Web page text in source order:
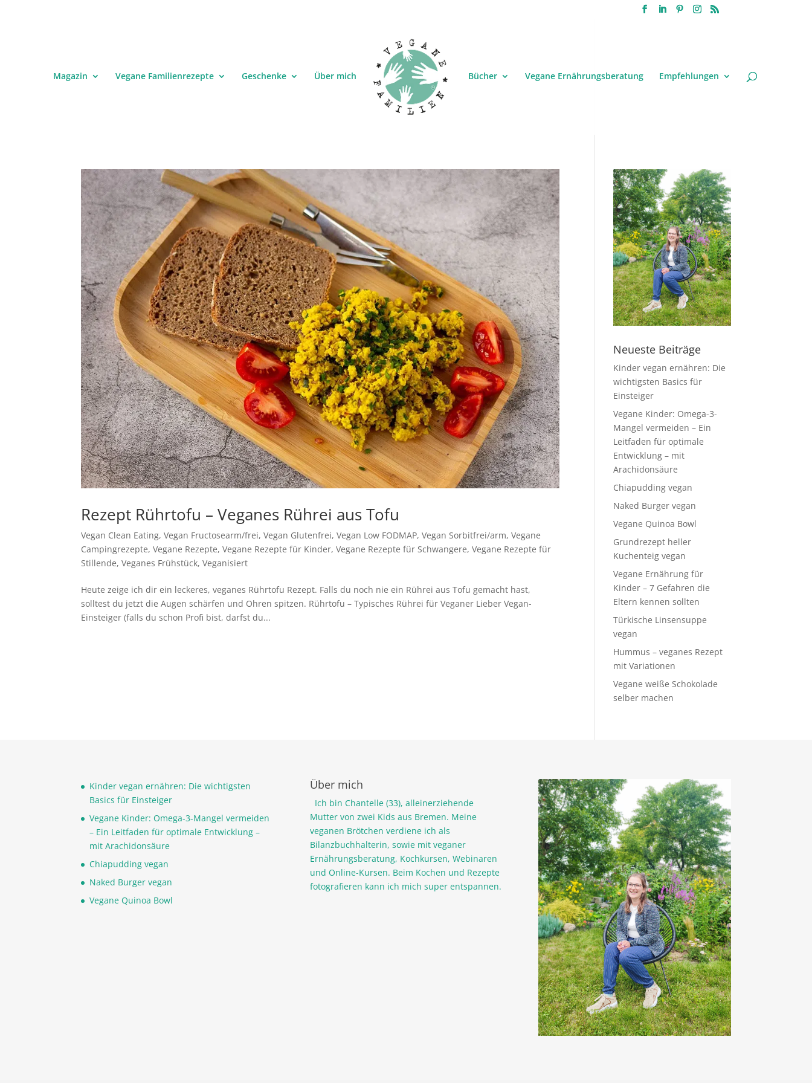
Magazin Vegane Familienrezepte Geschenke Über mich Bücher Vegane Ernährungsberatung Empfehlungen
Rezept Rührtofu – Veganes Rührei aus Tofu
Vegan Clean Eating,Vegan Fructosearm/frei,Vegan Glutenfrei,Vegan Low FODMAP,Vegan Sorbitfrei/arm,Vegane
Campingrezepte,Vegane Rezepte,Vegane Rezepte für Kinder,Vegane Rezepte für Schwangere,Vegane Rezepte für
Stillende,Veganes Frühstück,Veganisiert
Heute zeige ich dir ein leckeres, veganes Rührtofu Rezept. Falls du noch nie ein Rührei aus Tofu gemacht hast,
solltest du jetzt die Augen schärfen und Ohren spitzen. Rührtofu – Typisches Rührei für Veganer Lieber Vegan-
Einsteiger (falls du schon Profi bist, darfst du...
Neueste Beiträge
Kinder vegan ernähren: Die
wichtigsten Basics für
Einsteiger
Vegane Kinder: Omega-3-
Mangel vermeiden – Ein
Leitfaden für optimale
Entwicklung – mit
Arachidonsäure
Chiapudding vegan
Naked Burger vegan
Vegane Quinoa Bowl
Grundrezept heller
Kuchenteig vegan
Vegane Ernährung für
Kinder – 7 Gefahren die
Eltern kennen sollten
Türkische Linsensuppe
vegan
Hummus – veganes Rezept
mit Variationen
Vegane weiße Schokolade
selber machen
Kinder vegan ernähren: Die wichtigsten
Basics für Einsteiger
Vegane Kinder: Omega-3-Mangel vermeiden
– Ein Leitfaden für optimale Entwicklung –
mit Arachidonsäure
Chiapudding vegan
Naked Burger vegan
Vegane Quinoa Bowl
Über mich
Ich bin Chantelle (33), alleinerziehende
Mutter von zwei Kids aus Bremen. Meine
veganen Brötchen verdiene ich als
Bilanzbuchhalterin, sowie mit veganer
Ernährungsberatung, Kochkursen, Webinaren
und Online-Kursen. Beim Kochen und Rezepte
fotografieren kann ich mich super entspannen.